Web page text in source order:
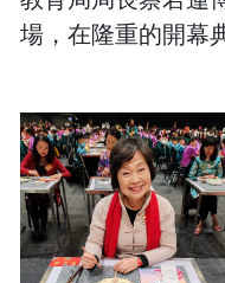
場，在隆重的開幕